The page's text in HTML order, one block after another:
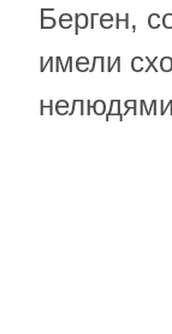
Берген,
имели